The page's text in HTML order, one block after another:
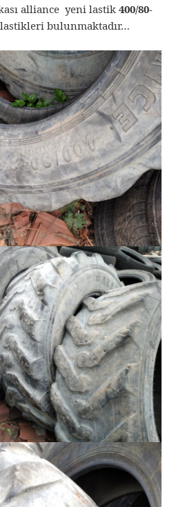
alliance yeni lastik400/80-
bulunmaktadır…